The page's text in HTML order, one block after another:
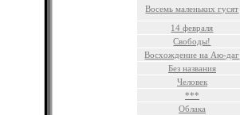
Восемь маленьких гусят
14 февраля
Свободы!
Восхождение на Аю-даг
Без названия
Человек
***
Облака